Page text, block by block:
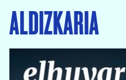
ALDIZKARIA